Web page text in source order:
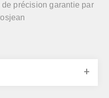
de précision garantie par